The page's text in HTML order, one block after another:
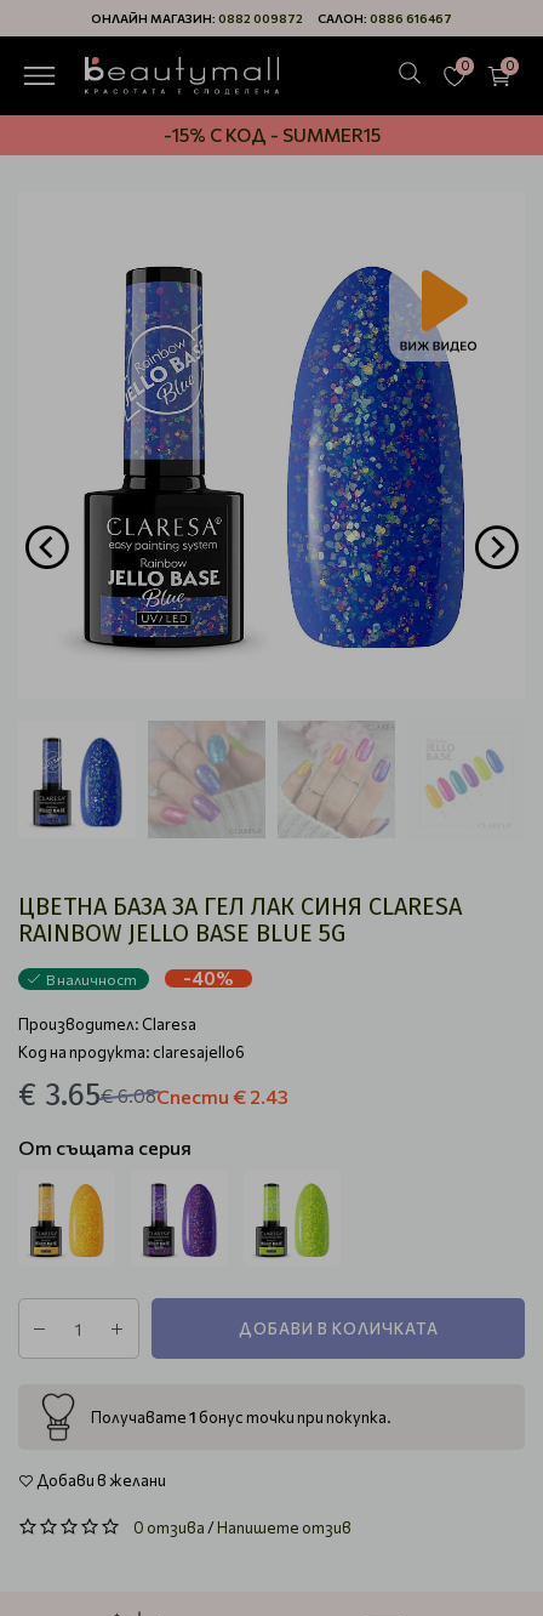
ОНЛАЙН МАГАЗИН: 0882 009872 САЛОН: 0886 616467
0 0
-15% С КОД - SUMMER15
ЦВЕТНА БАЗА ЗА ГЕЛ ЛАК СИНЯ CLARESA
RAINBOW JELLO BASE BLUE 5G
В наличност -40%
Производител: Claresa
Код на продукта: claresajello6
€ 3.65€ 6.08Спести € 2.43
От същата серия
ДОБАВИ В КОЛИЧКАТА
Получавате1 бонус точки при покупка.
Добави в желани
0 отзива/Напишете отзив